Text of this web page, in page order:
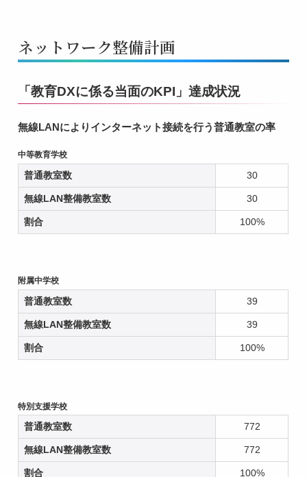
ネットワーク整備計画
「教育DXに係る当面のKPI」達成状況
無線LANによりインターネット接続を行う普通教室の率
中等教育学校
普通教室数 30
無線LAN整備教室数 30
割合 100%
附属中学校
普通教室数 39
無線LAN整備教室数 39
割合 100%
特別支援学校
普通教室数 772
無線LAN整備教室数 772
割合 100%